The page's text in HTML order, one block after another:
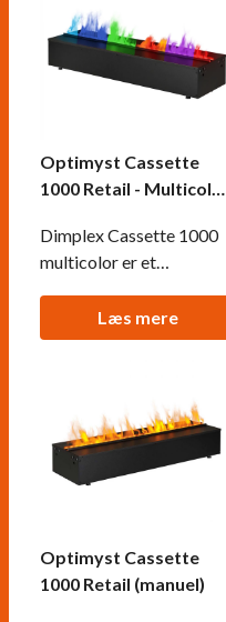
Optimyst Cassette
1000 Retail - Multicolor
Dimplex Cassette 1000
multicolor er et
cm i bredden, der skaber
flammeeffekter ved
har manuel
vandopfyldning.
Læs mere
Optimyst Cassette
1000 Retail (manuel)